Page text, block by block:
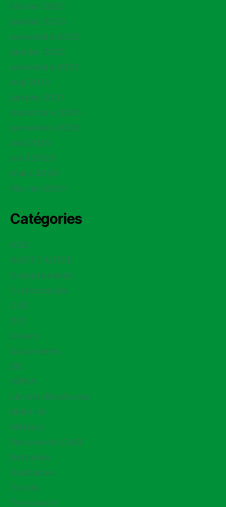
février 2023
janvier 2023
novembre 2022
janvier 2022
novembre 2021
mai 2021
janvier 2021
décembre 2020
novembre 2020
mai 2020
avril 2020
mars 2020
février 2020
Catégories
ADC
ASCT / ASTER
Compte rendu
Contractuels
CSE
DCI
Divers
Documents
EIC
INFRA
Livrets-Brochures
Matériel
Métiers
Personnels CASI
Retraités
Solidaires
Tracts
Trésorerie